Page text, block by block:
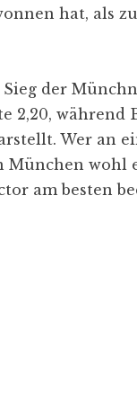
hat, als
der
2,20, während
Wer an
wohl
am besten